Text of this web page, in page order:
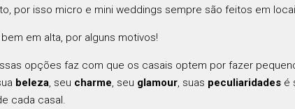
por isso micro e mini weddings sempre são feitos em
em alta, por alguns motivos!
opções faz com que os casais optem por fazer
beleza, seu charme, seu glamour, suas peculiaridadesé
cada casal.